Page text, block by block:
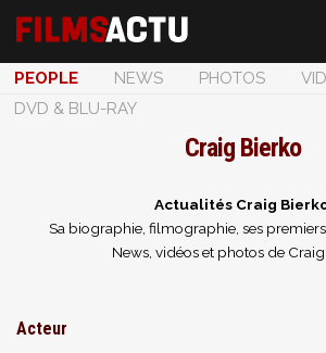
PEOPLE NEWS PHOTOS
DVD & BLU-RAY
Craig Bierko
Actualités Craig
Sa biographie, filmographie, ses
News, vidéos et photos de Craig
Acteur